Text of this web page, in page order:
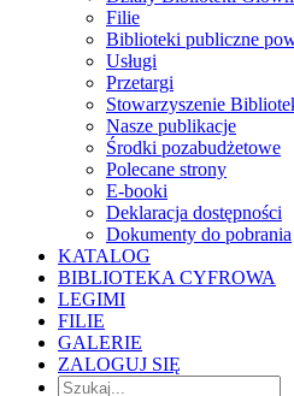
Filie
Biblioteki publiczne
Usługi
Przetargi
Stowarzyszenie
Nasze publikacje
Środki pozabudżetowe
Polecane strony
E-booki
Deklaracja dostępności
Dokumenty do pobrania
KATALOG
BIBLIOTEKA CYFROWA
LEGIMI
FILIE
GALERIE
ZALOGUJ SIĘ
Szukaj